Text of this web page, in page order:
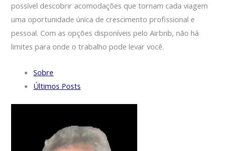
possível descobrir acomodações que tornam cada viagem
uma oportunidade única de crescimento profissional e
pessoal. Com as opções disponíveis pelo Airbnb, não há
limites para onde o trabalho pode levar você.
Sobre
Últimos Posts